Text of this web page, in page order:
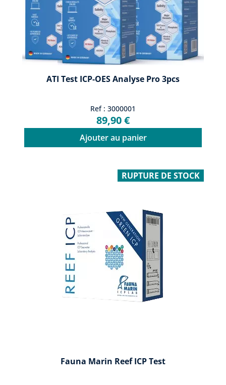
ATI Test ICP-OES Analyse Pro 3pcs
Ref : 3000001
89,90 €
Ajouter au panier
Fauna Marin Reef ICP Test
RUPTURE DE STOCK